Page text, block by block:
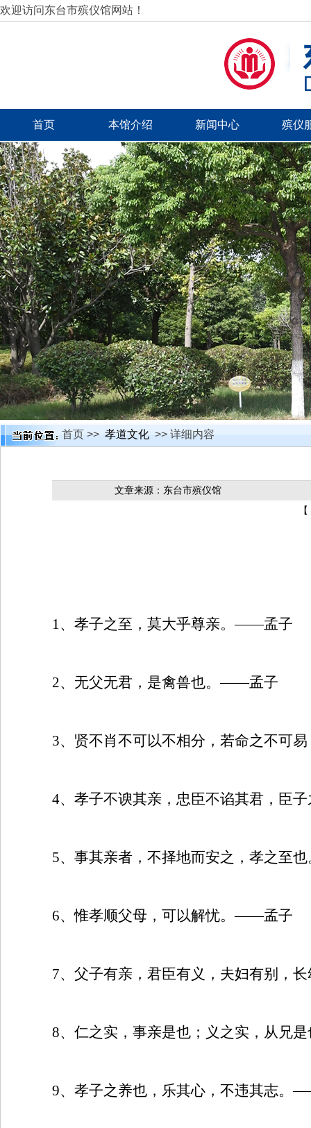
欢迎访问东台市殡仪馆网站！
首页 本馆介绍 新闻中心 殡仪
首页 >> 孝道文化 >> 详细内容
文章来源：东台市殡仪馆
【
1、孝子之至，莫大乎尊亲。——孟子
2、无父无君，是禽兽也。——孟子
3、贤不肖不可以不相分，若命之不可
4、孝子不谀其亲，忠臣不谄其君，臣
5、事其亲者，不择地而安之，孝之至
6、惟孝顺父母，可以解忧。——孟子
7、父子有亲，君臣有义，夫妇有别，
8、仁之实，事亲是也；义之实，从兄
9、孝子之养也，乐其心，不违其志。